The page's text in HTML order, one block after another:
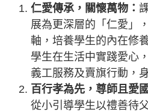
仁愛傳承，關懷萬物：
展為更深層的「仁愛」
軸，培養學生的內在修
學生在生活中實踐愛心
義工服務及賣旗行動，
百行孝為先，尊師且愛
從小引導學生以禮善待